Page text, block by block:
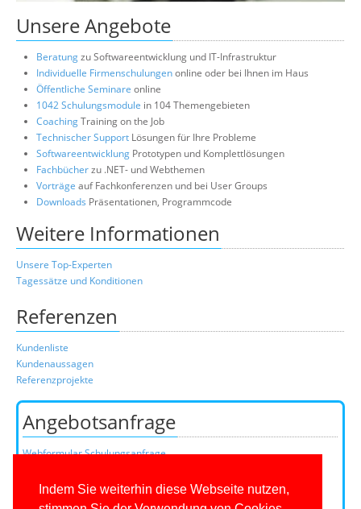
Indem Sie weiterhin diese Webseite nutzen,
Unsere Angebote
Beratungzu Softwareentwicklung und IT-Infrastruktur
Individuelle Firmenschulungenonline oder bei Ihnen im Haus
Öffentliche Seminare online
1042 Schulungsmodule in 104 Themengebieten
CoachingTraining on the Job
Technischer Support Lösungen für Ihre Probleme
Softwareentwicklung Prototypen und Komplettlösungen
Fachbücherzu .NET- und Webthemen
Vorträge auf Fachkonferenzen und bei User Groups
Downloads Präsentationen, Programmcode
Weitere Informationen
Unsere Top-Experten
Tagessätze und Konditionen
Referenzen
Kundenliste
Kundenaussagen
Referenzprojekte
Angebotsanfrage
Webformular Schulungsanfrage
oder über unser Kundenteam:
Telefon
0201/649590-0 (Mo-Fr 9-16 Uhr)